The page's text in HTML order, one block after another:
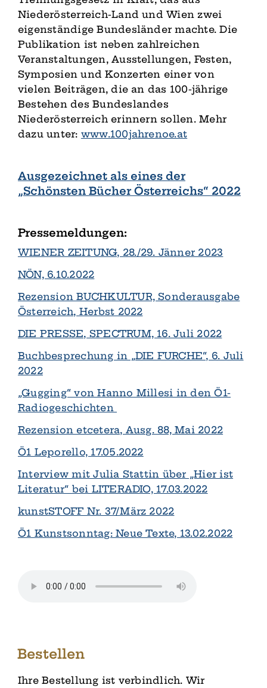
Niederösterreich-Land und Wien zwei
eigenständige Bundesländer machte. Die
Publikation ist neben zahlreichen
Veranstaltungen, Ausstellungen, Festen,
Symposien und Konzerten einer von
vielen Beiträgen, die an das 100-jährige
Bestehen des Bundeslandes
Niederösterreich erinnern sollen. Mehr
dazu unter: www.100jahrenoe.at
Ausgezeichnet als eines der
„Schönsten Bücher Österreichs“ 2022
Pressemeldungen:
WIENER ZEITUNG, 28./29. Jänner 2023
NÖN, 6.10.2022
Rezension BUCHKULTUR, Sonderausgabe
Österreich, Herbst 2022
DIE PRESSE, SPECTRUM, 16. Juli 2022
Buchbesprechung in „DIE FURCHE“, 6. Juli
2022
„Gugging“ von Hanno Millesi in den Ö1-
Radiogeschichten
Rezension etcetera, Ausg. 88, Mai 2022
Ö1 Leporello, 17.05.2022
Interview mit Julia Stattin über „Hier ist
Literatur“ bei LITERADIO, 17.03.2022
kunstSTOFF Nr. 37/März 2022
Ö1 Kunstsonntag: Neue Texte, 13.02.2022
Bestellen
Ihre Bestellung ist verbindlich. Wir